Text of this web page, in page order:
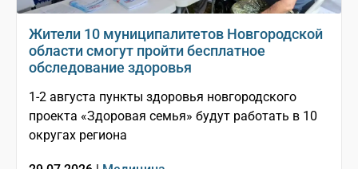
Жители 10 муниципалитетов Новгородской
области смогут пройти бесплатное
обследование здоровья
1-2 августа пункты здоровья новгородского
проекта «Здоровая семья» будут работать в 10
округах региона